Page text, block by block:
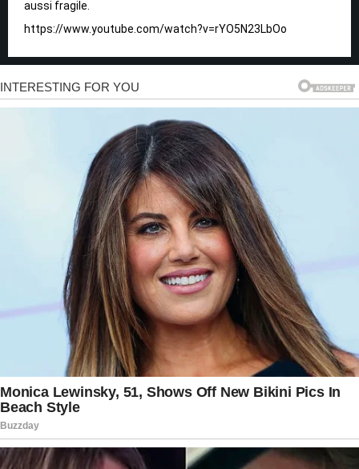
aussi fragile.
https://www.youtube.com/watch?v=rYO5N23LbOo